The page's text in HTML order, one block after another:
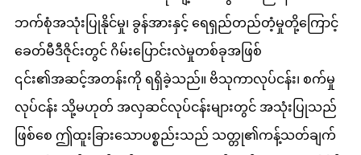
ဘက်စုံအသုံးပြုနိုင်မှု၊ ခွန်အားနှင့် ရေရှည်တည်တံ့မှုတို့ကြောင့်
ခေတ်မီဒီဇိုင်းတွင် ဂိမ်းပြောင်းလဲမှုတစ်ခုအဖြစ်
၎င်း၏အဆင့်အတန်းကို ရရှိခဲ့သည်။ ဗိသုကာလုပ်ငန်း၊ စက်မှု
လုပ်ငန်း သို့မဟုတ် အလှဆင်လုပ်ငန်းများတွင် အသုံးပြုသည်
ဖြစ်စေ ဤထူးခြားသောပစ္စည်းသည် သတ္တု၏ကန့်သတ်ချက်